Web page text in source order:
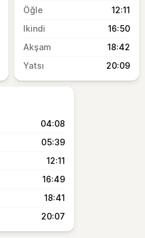
12:11
16:50
18:42
20:09
04:08
05:39
12:11
16:49
18:41
20:07